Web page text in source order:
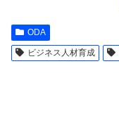
ODA
ビジネス人材育成